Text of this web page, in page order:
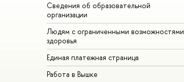
Сведения об образовательной
организации
Людям с ограниченными возможностями
здоровья
Единая платежная страница
Работа в Вышке